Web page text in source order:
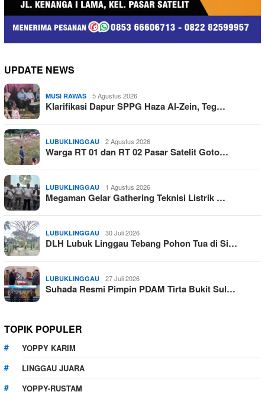
UPDATE NEWS
MUSI RAWAS 5 Agustus 2026
Klarifikasi Dapur SPPG Haza Al-Zein, Teg…
LUBUKLINGGAU 2 Agustus 2026
Warga RT 01 dan RT 02 Pasar Satelit Goto…
LUBUKLINGGAU 1 Agustus 2026
Megaman Gelar Gathering Teknisi Listrik …
LUBUKLINGGAU 30 Juli 2026
DLH Lubuk Linggau Tebang Pohon Tua di Si…
LUBUKLINGGAU 27 Juli 2026
Suhada Resmi Pimpin PDAM Tirta Bukit Sul…
TOPIK POPULER
YOPPY KARIM
LINGGAU JUARA
YOPPY-RUSTAM